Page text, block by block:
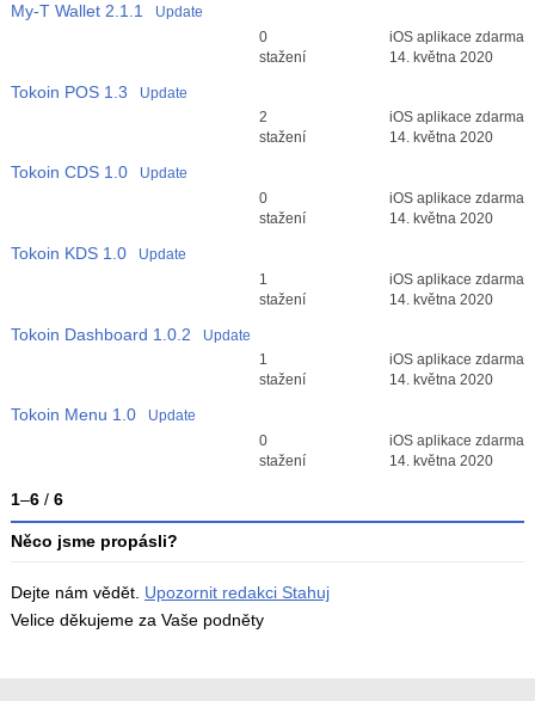
My-T Wallet 2.1.1
Update
Průměr hodnocení
0
stažení
iOS aplikace zdarma
14. května 2020
Tokoin POS 1.3
Update
Průměr hodnocení
2
stažení
iOS aplikace zdarma
14. května 2020
Tokoin CDS 1.0
Update
Průměr hodnocení
0
stažení
iOS aplikace zdarma
14. května 2020
Tokoin KDS 1.0
Update
Průměr hodnocení
1
stažení
iOS aplikace zdarma
14. května 2020
Tokoin Dashboard 1.0.2
Update
Průměr hodnocení
1
stažení
iOS aplikace zdarma
14. května 2020
Tokoin Menu 1.0
Update
Průměr hodnocení
0
stažení
iOS aplikace zdarma
14. května 2020
1–6/ 6
Něco jsme propásli?
Dejte nám vědět. Upozornit redakci Stahuj
Velice děkujeme za Vaše podněty